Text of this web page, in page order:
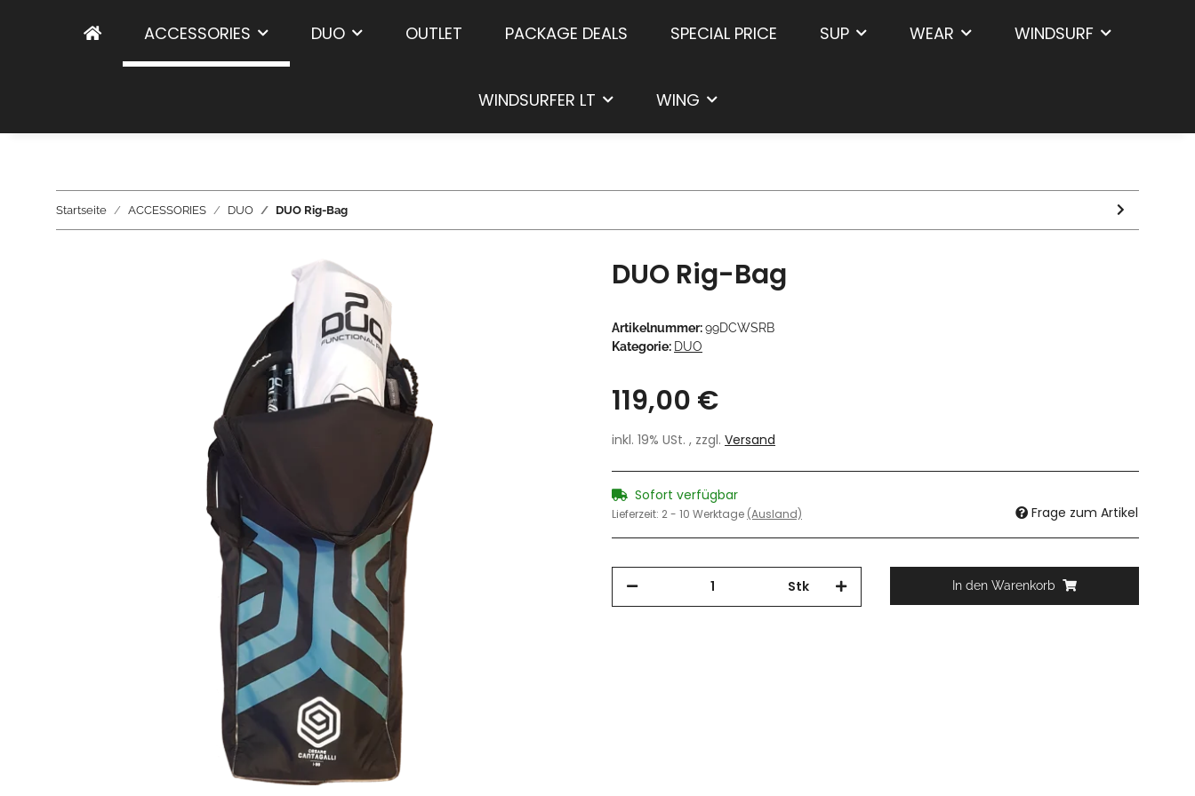
ACCESSORIES DUO OUTLET PACKAGE DEALS SPECIAL PRICE SUP WEAR WINDSURF
WINDSURFER LT WING
Startseite ACCESSORIES DUO DUO Rig-Bag
DUO Rig-Bag
Artikelnummer:99DCWSRB
Kategorie: DUO
119,00 €
inkl. 19% USt. , zzgl. Versand
Sofort verfügbar
Lieferzeit: 2 - 10 Werktage (Ausland) Frage zum Artikel
Stk In den Warenkorb